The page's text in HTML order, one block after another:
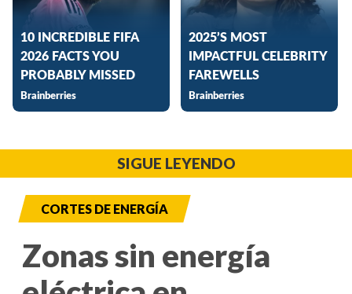
SIGUE LEYENDO
CORTES DE ENERGÍA
Zonas sin energía